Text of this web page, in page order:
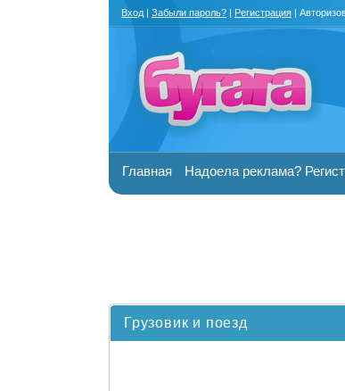
Грузовик и поезд
Вход | Забыли пароль? | Регистрация |
Главная Надоела реклама?